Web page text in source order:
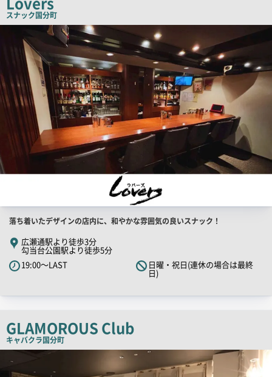
コ
ピ
スナック国分町
店
店
舗
PR
キ
ッ
コ
ピ
ー
落ち着いたデザインの店内に、和やかな雰囲気の良いスナック！
広瀬通駅より徒歩3分
勾当台公園駅より徒歩5分
19:00～LAST
日曜・祝日(連休の場合は最終
日)
GLAMOROUS Club
キャバクラ国分町
店
PR